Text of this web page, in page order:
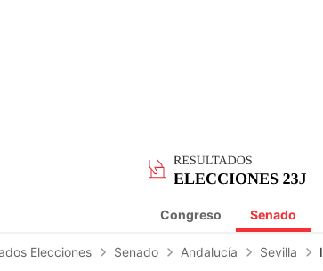
Congreso Senado
Elecciones Senado Andalucía Sevilla